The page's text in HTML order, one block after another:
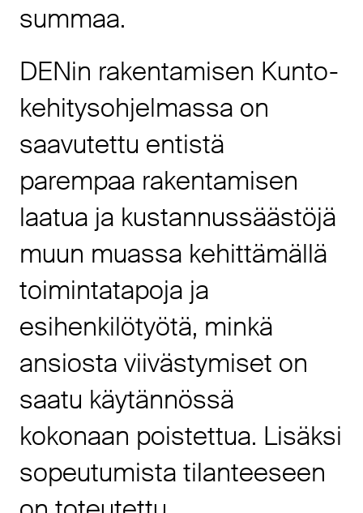
summaa.
DENin rakentamisen Kunto-
kehitysohjelmassa on
saavutettu entistä
parempaa rakentamisen
laatua ja kustannussäästöjä
muun muassa kehittämällä
toimintatapoja ja
esihenkilötyötä, minkä
ansiosta viivästymiset on
saatu käytännössä
kokonaan poistettua. Lisäksi
sopeutumista tilanteeseen